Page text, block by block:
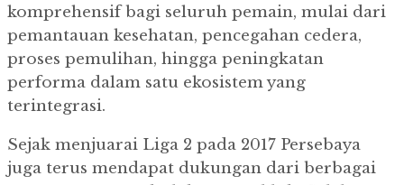
komprehensif bagi seluruh pemain, mulai dari
pemantauan kesehatan, pencegahan cedera,
proses pemulihan, hingga peningkatan
performa dalam satu ekosistem yang
terintegrasi.
Sejak menjuarai Liga 2 pada 2017 Persebaya
juga terus mendapat dukungan dari berbagai